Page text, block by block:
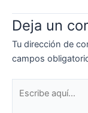
Deja un
Tu dirección de
campos
aquí...